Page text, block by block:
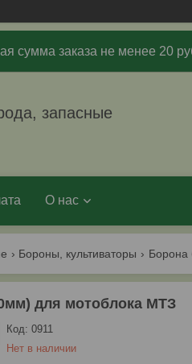
заказа не менее 20
запасные
О нас
Бороны, культиваторы
для мотоблока МТЗ
Нет в наличии
Код: 0911